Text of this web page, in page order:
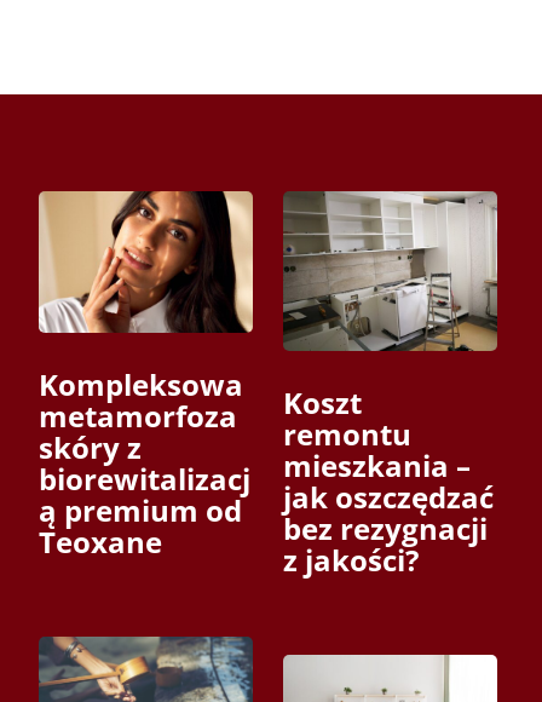
Kompleksowa
metamorfoza
skóry z
biorewitalizacj
ą premium od
Teoxane
Koszt
remontu
mieszkania –
jak oszczędzać
bez rezygnacji
z jakości?